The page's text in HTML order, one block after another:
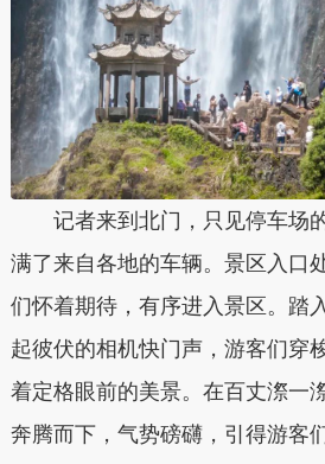
记者来到北门，只见停车场
满了来自各地的车辆。景区入口
们怀着期待，有序进入景区。踏
起彼伏的相机快门声，游客们穿
着定格眼前的美景。在百丈漈一
奔腾而下，气势磅礴，引得游客